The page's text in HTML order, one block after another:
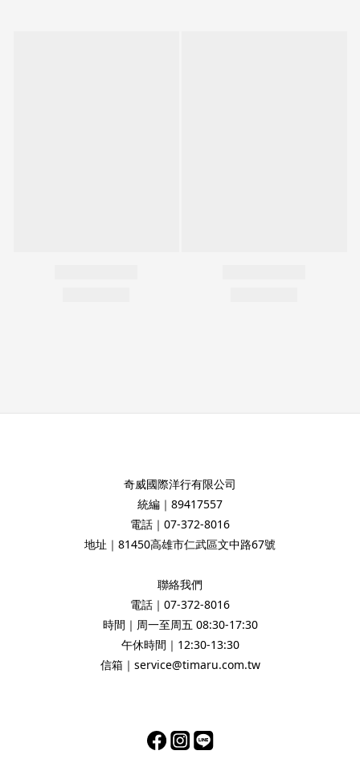
奇威國際洋行有限公司
統編｜89417557
電話｜07-372-8016
地址｜81450高雄市仁武區文中路67號
聯絡我們
電話｜07-372-8016
時間｜周一至周五 08:30-17:30
午休時間｜12:30-13:30
信箱｜service@timaru.com.tw